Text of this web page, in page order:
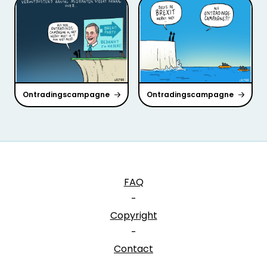
Ontradingscampagne Ontradingscampagne
FAQ
-
Copyright
-
Contact